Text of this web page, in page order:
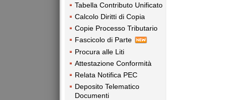
Tabella Contributo Unificato
Calcolo Diritti di Copia
Copie Processo Tributario
Fascicolo di Parte
Procura alle Liti
Attestazione Conformità
Relata Notifica PEC
Deposito Telematico
Documenti